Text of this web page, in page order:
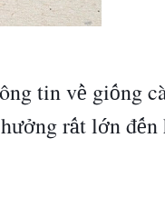
ông tin về giống c
ưởng rất lớnđến